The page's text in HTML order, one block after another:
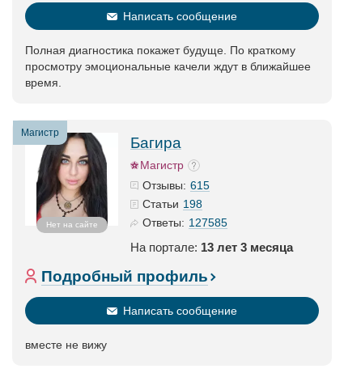
Написать сообщение
Полная диагностика покажет будуще. По краткому
просмотру эмоциональные качели ждут в ближайшее
время.
Магистр
Нет на сайте
Багира
Магистр
Отзывы: 615
Статьи 198
Ответы: 127585
На портале: 13 лет 3 месяца
Подробный профиль
Написать сообщение
вместе не вижу